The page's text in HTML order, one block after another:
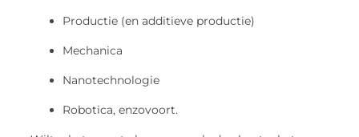
Productie (en additieve productie)
Mechanica
Nanotechnologie
Robotica, enzovoort.